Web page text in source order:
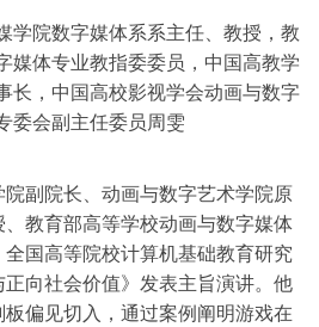
学院数字媒体系系主任、教授，教
媒体专业教指委委员，中国高教学
长，中国高校影视学会动画与数字
委会副主任委员周雯
副院长、动画与数字艺术学院原
教育部高等学校动画与数字媒体
国高等院校计算机基础教育研究
向社会价值》发表主旨演讲。他
偏见切入，通过案例阐明游戏在